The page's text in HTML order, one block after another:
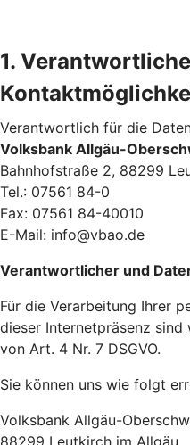
1.
Verantwortlich für die
Volksbank Allgäu-
Bahnhofstraße 2, 88299
Tel.: 07561 84-0
Fax: 07561 84-40010
E-Mail: info@vbao.de
Verantwortlicher und
Für die Verarbeitung Ihrer
dieser Internetpräsenz sind
von Art. 4 Nr. 7 DSGVO.
Sie können uns wie folgt
Volksbank Allgäu-
88299 Leutkirch im Allgäu